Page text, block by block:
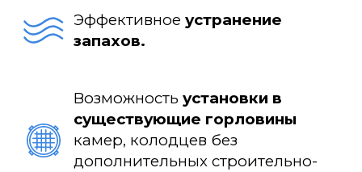
Эффективное устранение
запахов.
Возможность установки в
существующие горловины
камер, колодцев без
дополнительных строительно-